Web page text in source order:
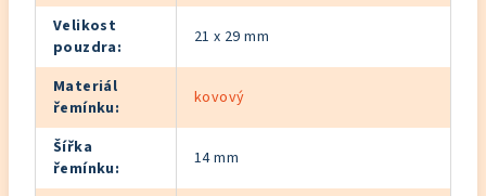
Velikost
pouzdra: 21 x 29 mm
Materiál
řemínku: kovový
Šířka
řemínku: 14 mm